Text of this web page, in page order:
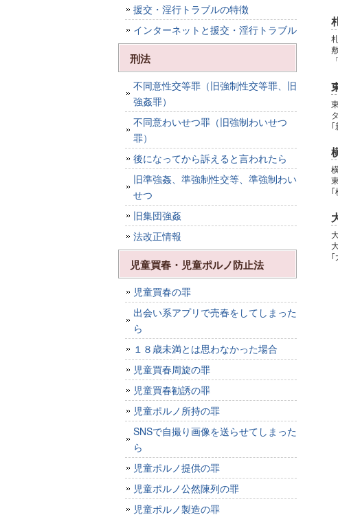
援交・淫行トラブルの特徴
インターネットと援交・淫行トラブル
刑法
不同意性交等罪（旧強制性交等罪、旧
強姦罪）
不同意わいせつ罪（旧強制わいせつ
罪）
後になってから訴えると言われたら
旧準強姦、準強制性交等、準強制わい
せつ
旧集団強姦
法改正情報
児童買春・児童ポルノ防止法
児童買春の罪
出会い系アプリで売春をしてしまった
ら
１８歳未満とは思わなかった場合
児童買春周旋の罪
児童買春勧誘の罪
児童ポルノ所持の罪
SNSで自撮り画像を送らせてしまった
ら
児童ポルノ提供の罪
児童ポルノ公然陳列の罪
児童ポルノ製造の罪